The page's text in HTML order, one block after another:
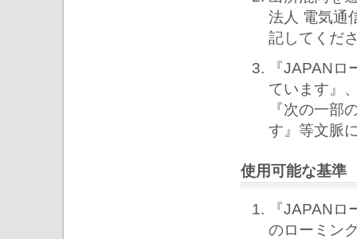
法人 電気通
記してくだ
『JAPAN
ています』
『次の一部
す』等文脈
使用可能な基準
『JAPAN
のローミン